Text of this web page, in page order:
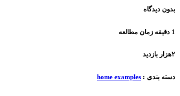
دیدگاه
بندی :home examples